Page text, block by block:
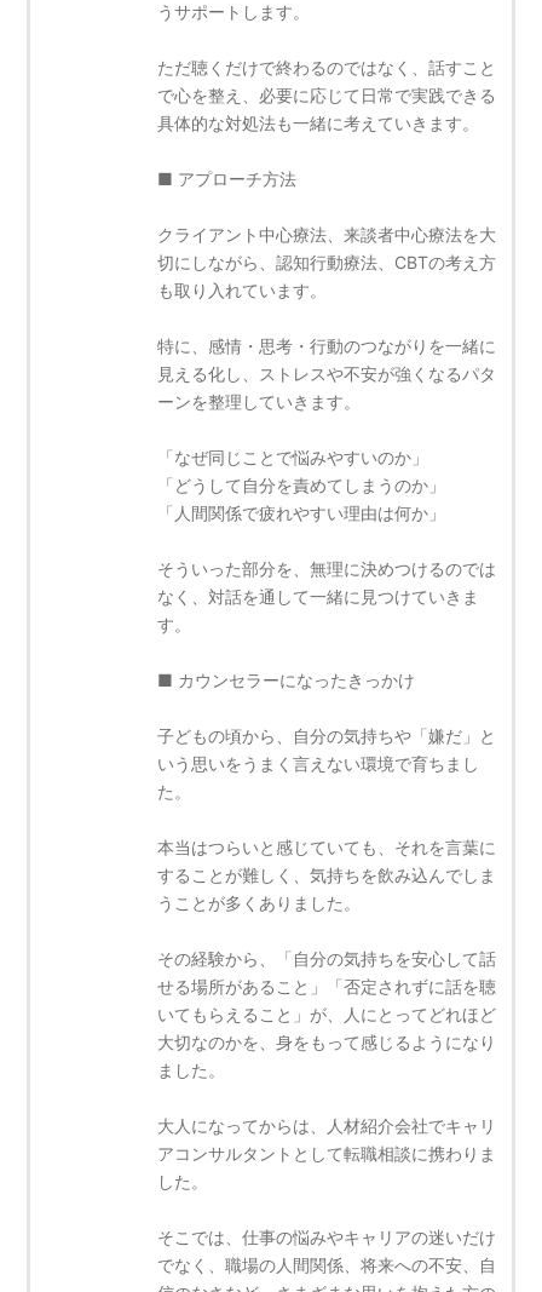
うサポートします。
ただ聴くだけで終わるのではなく、話すこと
で心を整え、必要に応じて日常で実践できる
具体的な対処法も一緒に考えていきます。
■ アプローチ方法
クライアント中心療法、来談者中心療法を大
切にしながら、認知行動療法、CBTの考え方
も取り入れています。
特に、感情・思考・行動のつながりを一緒に
見える化し、ストレスや不安が強くなるパタ
ーンを整理していきます。
「なぜ同じことで悩みやすいのか」
「どうして自分を責めてしまうのか」
「人間関係で疲れやすい理由は何か」
そういった部分を、無理に決めつけるのでは
なく、対話を通して一緒に見つけていきま
す。
■ カウンセラーになったきっかけ
子どもの頃から、自分の気持ちや「嫌だ」と
いう思いをうまく言えない環境で育ちまし
た。
本当はつらいと感じていても、それを言葉に
することが難しく、気持ちを飲み込んでしま
うことが多くありました。
その経験から、「自分の気持ちを安心して話
せる場所があること」「否定されずに話を聴
いてもらえること」が、人にとってどれほど
大切なのかを、身をもって感じるようになり
ました。
大人になってからは、人材紹介会社でキャリ
アコンサルタントとして転職相談に携わりま
した。
そこでは、仕事の悩みやキャリアの迷いだけ
でなく、職場の人間関係、将来への不安、自